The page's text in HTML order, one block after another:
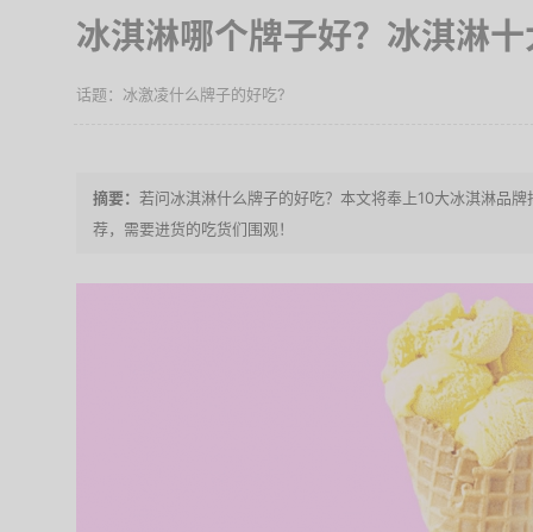
冰淇淋哪个牌子好？冰淇淋
冰激凌什么牌子的好吃?
若问冰淇淋什么牌子的好吃？本文将奉上10大冰淇淋品
荐，需要进货的吃货们围观！